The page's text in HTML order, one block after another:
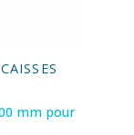
mm pour